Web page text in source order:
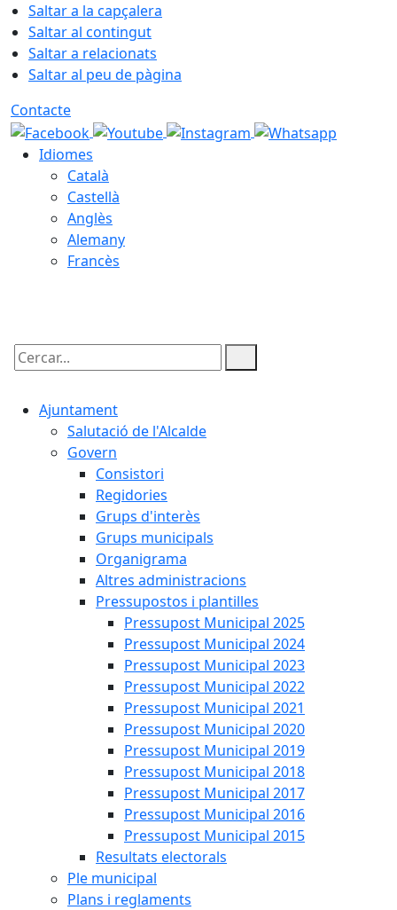
Saltar a la capçalera
Saltar al contingut
Saltar a relacionats
Saltar al peu de pàgina
Contacte
Idiomes
Català
Castellà
Anglès
Alemany
Francès
Cercar:
Ajuntament
Salutació de l'Alcalde
Govern
Consistori
Regidories
Grups d'interès
Grups municipals
Organigrama
Altres administracions
Pressupostos i plantilles
Pressupost Municipal 2025
Pressupost Municipal 2024
Pressupost Municipal 2023
Pressupost Municipal 2022
Pressupost Municipal 2021
Pressupost Municipal 2020
Pressupost Municipal 2019
Pressupost Municipal 2018
Pressupost Municipal 2017
Pressupost Municipal 2016
Pressupost Municipal 2015
Resultats electorals
Ple municipal
Plans i reglaments